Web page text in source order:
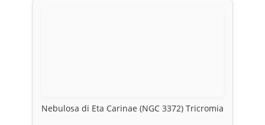
Nebulosa di Eta Carinae (NGC 3372) Tricromia